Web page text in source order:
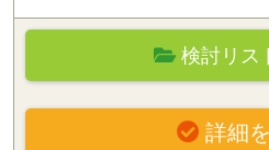
検討リス
詳細